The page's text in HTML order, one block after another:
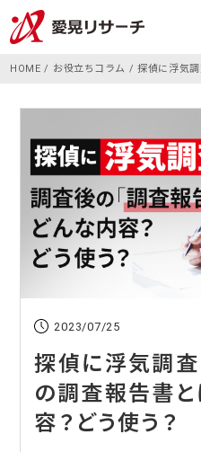
HOME お役立ちコラム 探偵に浮気調査を
2023/07/25
探偵に浮気調査
の調査報告書と
容？どう使う？